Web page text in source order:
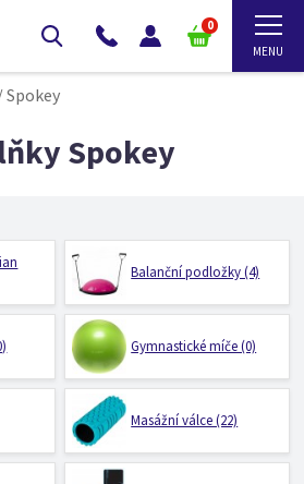
0
Spokey
Spokey
Balanční podložky (4)
Gymnastické míče (0)
Masážní válce (22)